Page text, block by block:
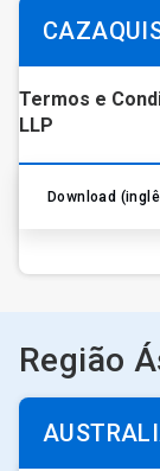
Termos e
LLP
Download
Região